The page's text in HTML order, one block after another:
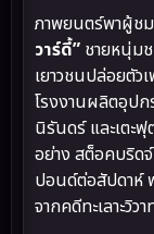
ภาพยนตร์พาผู้ช
วาร์ดี้” ชายหนุ่ม
เยาวชนปล่อยตัว
โรงงานผลิตอุป
นิรันดร์ และเตะ
อย่าง สต็อคบริด
ปอนด์ต่อสัปดาห์
จากคดีทะเลาะวิวา